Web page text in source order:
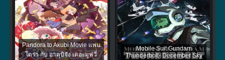
Pandora to Akubi Movie แพน
โดร่า กับ อาคุบิจัง เดอะมูฟวี่
Mobile Suit Gundam
Thunderbolt- December Sky